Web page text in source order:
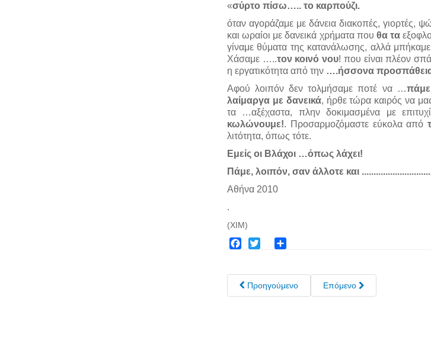
«σύρτο πίσω….. το καρπούζι.
όταν αγοράζαμε με δάνεια διακοπές, γιορτές,
και ωραίοι με δανεικά χρήματα που θα τα
γίναμε θύματα της κατανάλωσης, αλλά
Χάσαμε …..τον κοινό νου! που είναι πλέον
η εργατικότητα από την ….ήσσονα
Αφού λοιπόν δεν τολμήσαμε ποτέ να …
λαίμαργα με δανεικά, ήρθε τώρα καιρός να
τα …αξέχαστα, πλην δοκιμασμένα με
κωλώνουμε!. Προσαρμοζόμαστε εύκολα από
λιτότητα, όπως τότε.
Εμείς οι Βλάχοι …όπως λάχει!
Πάμε, λοιπόν, σαν άλλοτε και
Αθήνα 2010
.
(ΧΙΜ)
Προηγούμενο Επόμενο